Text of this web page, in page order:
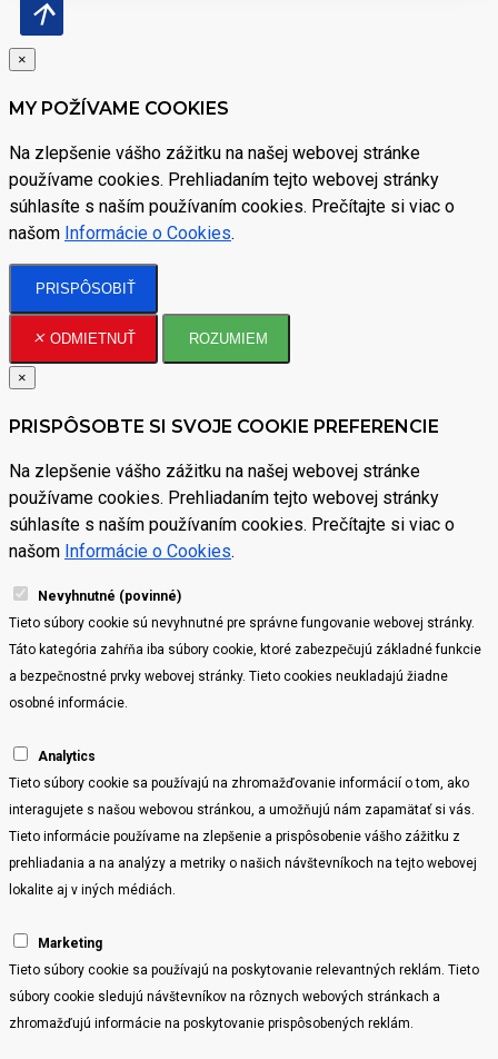
×
MY POŽÍVAME COOKIES
Na zlepšenie vášho zážitku na našej webovej stránke
používame cookies. Prehliadaním tejto webovej stránky
súhlasíte s naším používaním cookies. Prečítajte si viac o
našom Informácie o Cookies.
PRISPÔSOBIŤ
ODMIETNUŤ ROZUMIEM
×
PRISPÔSOBTE SI SVOJE COOKIE PREFERENCIE
Na zlepšenie vášho zážitku na našej webovej stránke
používame cookies. Prehliadaním tejto webovej stránky
súhlasíte s naším používaním cookies. Prečítajte si viac o
našom Informácie o Cookies.
Nevyhnutné (povinné)
Tieto súbory cookie sú nevyhnutné pre správne fungovanie webovej stránky.
Táto kategória zahŕňa iba súbory cookie, ktoré zabezpečujú základné funkcie
a bezpečnostné prvky webovej stránky. Tieto cookies neukladajú žiadne
osobné informácie.
Analytics
Tieto súbory cookie sa používajú na zhromažďovanie informácií o tom, ako
interagujete s našou webovou stránkou, a umožňujú nám zapamätať si vás.
Tieto informácie používame na zlepšenie a prispôsobenie vášho zážitku z
prehliadania a na analýzy a metriky o našich návštevníkoch na tejto webovej
lokalite aj v iných médiách.
Marketing
Tieto súbory cookie sa používajú na poskytovanie relevantných reklám. Tieto
súbory cookie sledujú návštevníkov na rôznych webových stránkach a
zhromažďujú informácie na poskytovanie prispôsobených reklám.